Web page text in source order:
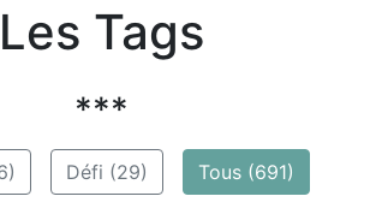
Les Tags
***
Défi (29) Tous (691)